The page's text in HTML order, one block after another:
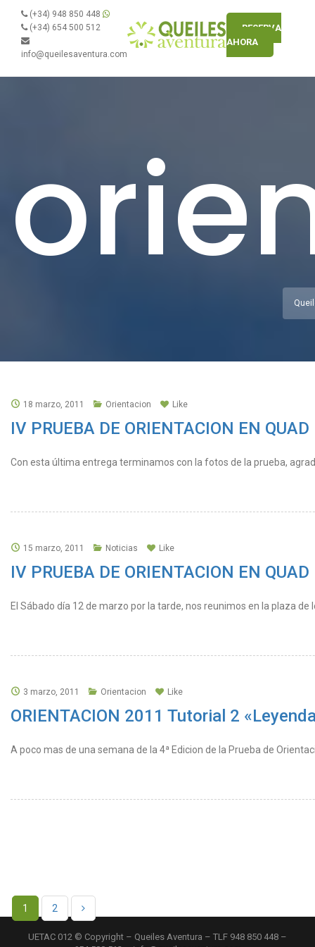
(+34) 948 850 448
(+34) 654 500 512
info@queilesaventura.com
RESERVA
AHORA
18 marzo, 2011 Orientacion Like
IV PRUEBA DE ORIENTACION EN
Con esta última entrega terminamos con la fotos de la prueba,
15 marzo, 2011 Noticias Like
IV PRUEBA DE ORIENTACION EN
El Sábado día 12 de marzo por la tarde, nos reunimos en la plaza
3 marzo, 2011 Orientacion Like
ORIENTACION 2011 Tutorial 2
A poco mas de una semana de la 4ª Edicion de la Prueba de
1 2
UETAC 012 © Copyright – Queiles Aventura – TLF 948 850 448 –